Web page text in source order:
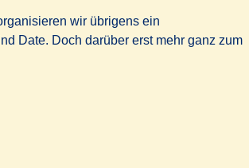
wir übrigens ein
Date. Doch darüber erst mehr ganz zum